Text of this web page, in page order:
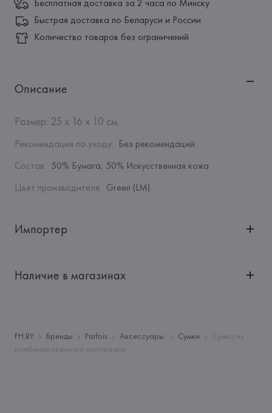
Бесплатная доставка за 2 часа по Минску
Быстрая доставка по Беларуси и России
Количество товаров без ограничений
Описание
Размер: 25 x 16 x 10 см.
Рекомендация по уходу: Без рекомендаций
Состав: 50% Бумага, 50% Искусственная кожа
Цвет производителя: Green (LM)
Импортер
"БелВиринея"
Адрес:
ПОРТУГАЛИЯ, Barata & Ramilo, S.A., Rua do Sistelo,
Lugar de Santegãos. 4435-429 Rio Tinto,
Наличие в магазинах
FH.BY Бренды Parfois Аксессуары Сумки
Сумка из
комбинированного материала